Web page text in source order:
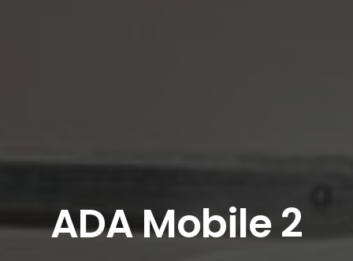
ADA Mobile 2